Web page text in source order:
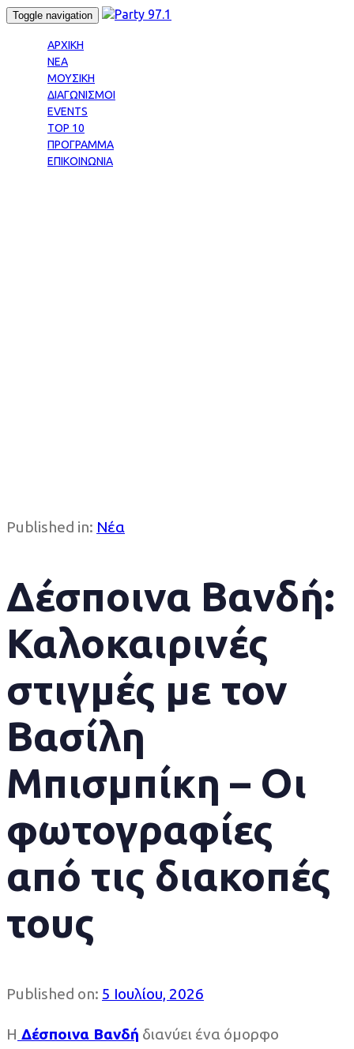
Skip
Skip
primary
navigation
content
Toggle navigation
ΑΡΧΙΚΗ
ΝΕΑ
ΜΟΥΣΙΚΗ
ΔΙΑΓΩΝΙΣΜΟΙ
EVENTS
TOP 10
ΠΡΟΓΡΑΜΜΑ
ΕΠΙΚΟΙΝΩΝΙΑ
Published in: Νέα
Δέσποινα Βανδή:
Καλοκαιρινές
στιγμές με τον
Βασίλη
Μπισμπίκη – Οι
φωτογραφίες
από τις διακοπές
τους
Published on: 5 Ιουλίου, 2026
Η Δέσποινα Βανδή διανύει ένα όμορφο